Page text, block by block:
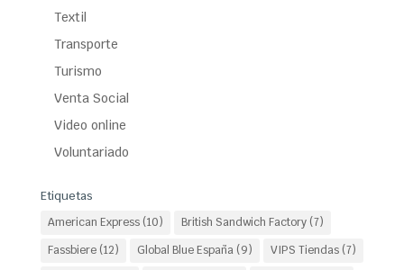
Textil
Transporte
Turismo
Venta Social
Video online
Voluntariado
Etiquetas
American Express(10) British Sandwich Factory(7)
Fassbiere(12) Global Blue España(9) VIPS Tiendas(7)